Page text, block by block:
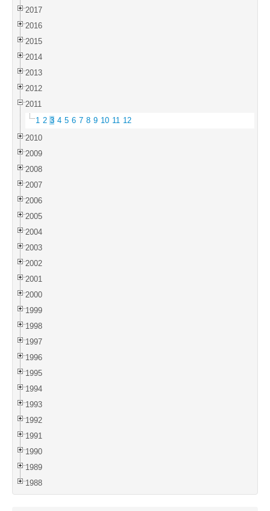
2017
2016
2015
2014
2013
2012
2011
1 2 3 4 5 6 7 8 9 10 11 12
2010
2009
2008
2007
2006
2005
2004
2003
2002
2001
2000
1999
1998
1997
1996
1995
1994
1993
1992
1991
1990
1989
1988